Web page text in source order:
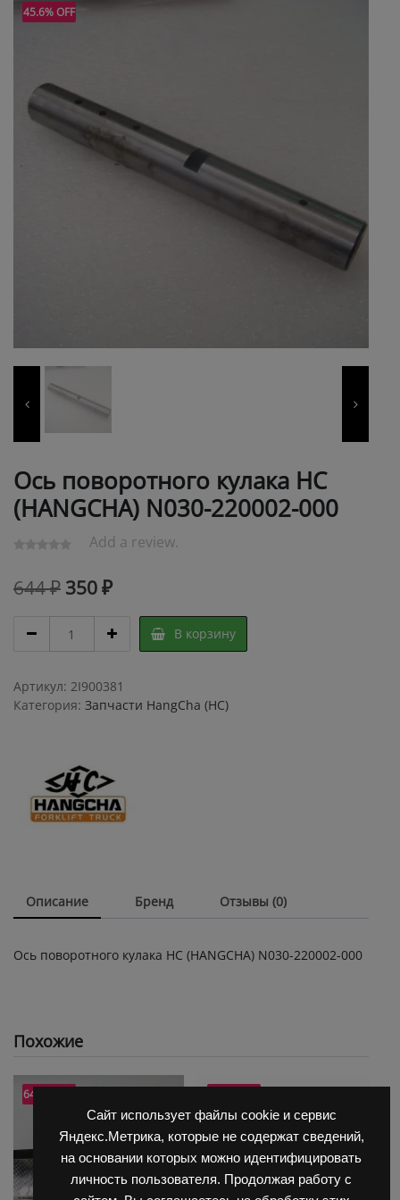
Сайт использует файлы cookie и сервис
Яндекс.Метрика, которые не содержат сведений,
на основании которых можно идентифицировать
личность пользователя. Продолжая работу с
45.6% OFF
Ось поворотного кулака HC
(HANGCHA) N030-220002-000
Add a review.
644₽ Первоначальная
цена
составляла
350₽Текущая
цена:
350 ₽.
поворотного
HC
(HANGCHA)
N030-
quantity
В корзину
Артикул: 2I900381
Категория: Запчасти HangCha (HC)
Описание Бренд Отзывы (0)
Ось поворотного кулака HC (HANGCHA) N030-220002-000
Похожие
64.9% OFF